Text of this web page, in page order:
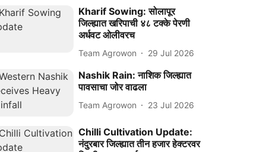
Kharif Sowing: सोलापूर
जिल्ह्यात खरिपाची ४८ टक्के पेरणी
अर्धवट ओलीवरच
Team Agrowon 29 Jul 2026
Nashik Rain: नाशिक जिल्ह्यात
पावसाचा जोर वाढला
Team Agrowon 23 Jul 2026
Chilli Cultivation Update:
नंदुरबार जिल्ह्यात तीन हजार हेक्टरवर